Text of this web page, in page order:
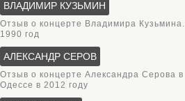
ВЛАДИМИР КУЗЬМИН
Отзыв о концерте Владимира Кузьмина.
1990 год
АЛЕКСАНДР СЕРОВ
Отзыв о концерте Александра Серова в
Одессе в 2012 году